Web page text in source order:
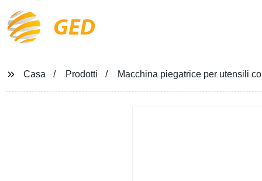
GED
Casa Prodotti Macchina piegatrice per utensili